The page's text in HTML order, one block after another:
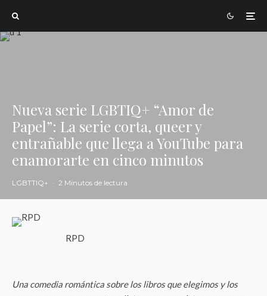
Nueva serie LGBTIQ+ “Amor de
Papel”: La serie corta, queer y
entrañable que llega a YouTube para
enamorarte en cinco minutos
LGBTTIQ+ · 2 Minutos de lectura
RPD
Una comedia romántica sobre los libros que elegimos y los